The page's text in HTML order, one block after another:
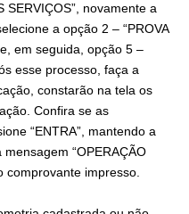
SERVIÇOS”, novamente a
a opção 2 – “PROVA
em seguida, opção 5 –
esse processo, faça a
constarão na tela os
Confira se as
“ENTRA”, mantendo a
“OPERAÇÃO
comprovante impresso.